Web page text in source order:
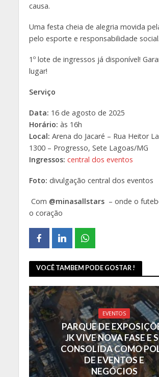
causa.
Uma festa cheia de alegria movida
pelo esporte e responsabilidade social.
1º lote de ingressos já disponível!
lugar!
Serviço
Data: 16 de agosto de 2025
Horário: às 16h
Local: Arena do Jacaré – Rua Heitor
1300 – Progresso, Sete Lagoas/MG
Ingressos: central dos eventos
Foto: divulgação central dos eventos
Com @minasallstars – onde o
o coração
VOCÊ TAMBEM PODE GOSTAR !
EVENTOS
PARQUE DE
JK VIVE NOVA FASE E
CONSOLIDA COMO
DE EVENTOS E
NEGÓCIOS